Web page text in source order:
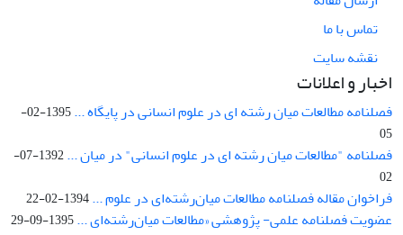
تماس با ما
نقشه سایت
اخبار و اعلانات
فصلنامه مطالعات میان رشته ای در علوم انسانی در پایگاه ...
1395-02-
05
فصلنامه "مطالعات میان رشته ای در علوم انسانی" در میان ...
1392-07-
02
فراخوان مقاله فصلنامه مطالعات میان‌رشته‌ای در علوم ...1394-02-22
عضویت فصلنامه علمی- پژوهشی «مطالعات میان‌رشته‌ای ...1395-09-29